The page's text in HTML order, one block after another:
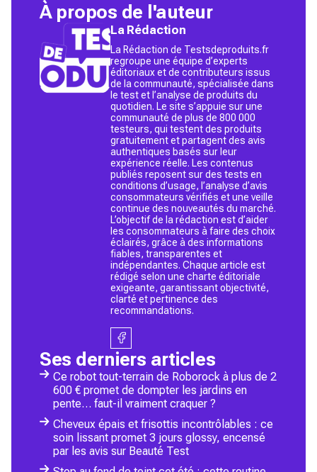
À propos de l'auteur
La Rédaction
La Rédaction de Testsdeproduits.fr
regroupe une équipe d’experts
éditoriaux et de contributeurs issus
de la communauté, spécialisée dans
le test et l’analyse de produits du
quotidien. Le site s’appuie sur une
communauté de plus de 800 000
testeurs, qui testent des produits
gratuitement et partagent des avis
authentiques basés sur leur
expérience réelle. Les contenus
publiés reposent sur des tests en
conditions d’usage, l’analyse d’avis
consommateurs vérifiés et une veille
continue des nouveautés du marché.
L’objectif de la rédaction est d’aider
les consommateurs à faire des choix
éclairés, grâce à des informations
fiables, transparentes et
indépendantes. Chaque article est
rédigé selon une charte éditoriale
exigeante, garantissant objectivité,
clarté et pertinence des
recommandations.
Ses derniers articles
Ce robot tout-terrain de Roborock à plus de 2
600 € promet de dompter les jardins en
pente… faut-il vraiment craquer ?
Cheveux épais et frisottis incontrôlables : ce
soin lissant promet 3 jours glossy, encensé
par les avis sur Beauté Test